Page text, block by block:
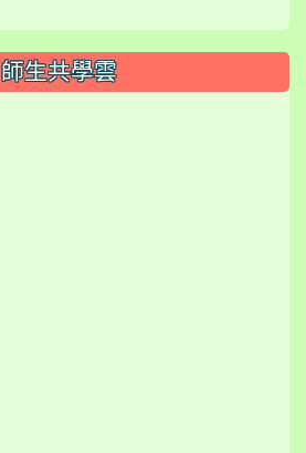
師生共學雲